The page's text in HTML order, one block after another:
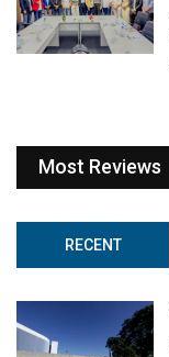
Most Reviews
RECENT